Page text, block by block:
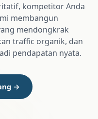
kompetitor Anda
membangun
mendongkrak
traffic organik, dan
pendapatan nyata.
→